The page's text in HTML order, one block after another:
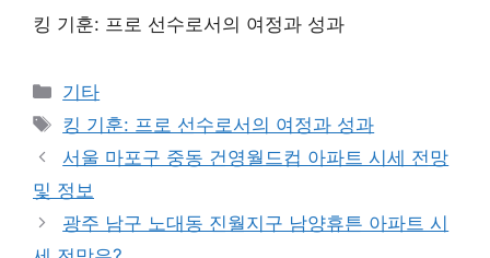
킹 기훈: 프로 선수로서의 여정과 성과
Categories
기타
Tags
킹 기훈: 프로 선수로서의 여정과 성과
서울 마포구 중동 건영월드컵 아파트 시세 전망
및 정보
광주 남구 노대동 진월지구 남양휴튼 아파트 시